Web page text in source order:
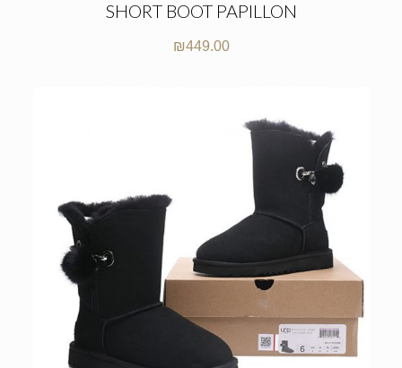
SHORT BOOT PAPILLON
₪449.00